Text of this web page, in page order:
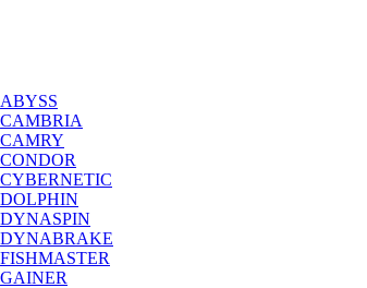
ABYSS
CAMBRIA
CAMRY
CONDOR
CYBERNETIC
DOLPHIN
DYNASPIN
DYNABRAKE
FISHMASTER
GAINER